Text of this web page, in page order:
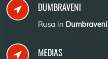
DUMBRAVENI
Rusa in Dumbraveni
MEDIAS